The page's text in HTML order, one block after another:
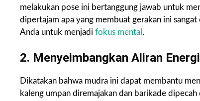
melakukan pose ini bertanggung jawab untuk
dipertajam apa yang membuat gerakan ini
Anda untuk menjadi fokus mental .
2. Menyeimbangkan Aliran
Dikatakan bahwa mudra ini dapat membantu
kaleng umpan diremajakan dan barikade